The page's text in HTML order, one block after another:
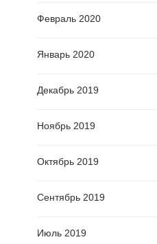
Февраль 2020
Январь 2020
Декабрь 2019
Ноябрь 2019
Октябрь 2019
Сентябрь 2019
Июль 2019